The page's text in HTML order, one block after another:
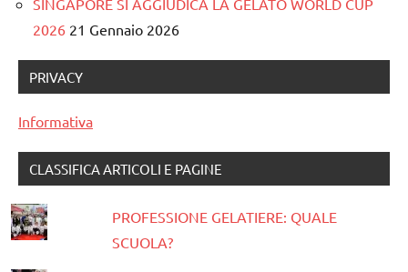
SINGAPORE SI AGGIUDICA LA GELATO WORLD CUP
2026 21 Gennaio 2026
PRIVACY
Informativa
CLASSIFICA ARTICOLI E PAGINE
PROFESSIONE GELATIERE: QUALE
SCUOLA?